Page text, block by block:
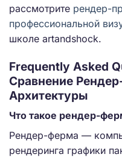
рассмотрите рендер-
профессиональной
школе artandshock.
Frequently Asked
Сравнение
Архитектуры
Что такое рендер-
Рендер-ферма —
рендеринга графики